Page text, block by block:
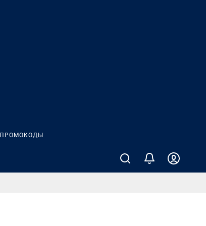
ПРОМОКОДЫ